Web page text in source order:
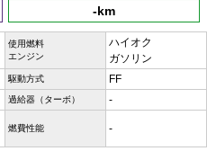
-km
使用燃料
エンジン
ハイオク
ガソリン
駆動方式 FF
過給器（ターボ） -
燃費性能 -